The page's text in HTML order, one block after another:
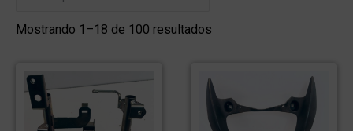
Mostrando 1–18 de 100 resultados